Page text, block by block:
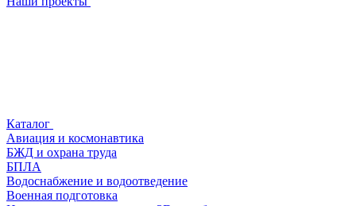
Каталог
Авиация и космонавтика
БЖД и охрана труда
БПЛА
Водоснабжение и водоотведение
Военная подготовка